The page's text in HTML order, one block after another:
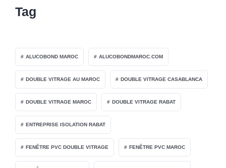
Tag
ALUCOBOND MAROC ALUCOBONDMAROC.COM
DOUBLE VITRAGE AU MAROC DOUBLE VITRAGE CASABLANCA
DOUBLE VITRAGE MAROC DOUBLE VITRAGE RABAT
ENTREPRISE ISOLATION RABAT
FENÊTRE PVC DOUBLE VITRAGE FENÊTRE PVC MAROC